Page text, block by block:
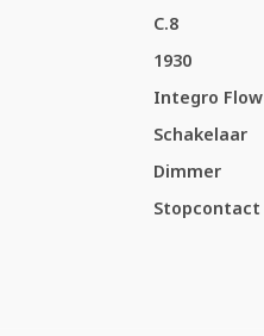
C.8
1930
Integro Flow
Schakelaar
Dimmer
Stopcontact